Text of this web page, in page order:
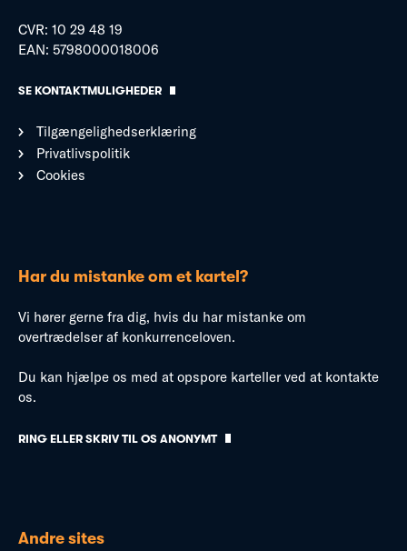
CVR: 10 29 48 19
EAN: 5798000018006
SE KONTAKTMULIGHEDER
Tilgængelighedserklæring
Privatlivspolitik
Cookies
Har du mistanke om et kartel?
Vi hører gerne fra dig, hvis du har mistanke om
overtrædelser af konkurrenceloven.
Du kan hjælpe os med at opspore karteller ved at kontakte
os.
RING ELLER SKRIV TIL OS ANONYMT
Andre sites